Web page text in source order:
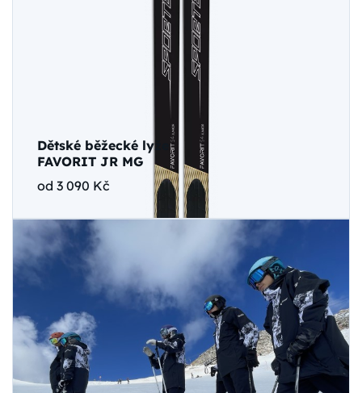
Dětské běžecké lyže
FAVORIT JR MG
od 3 090 Kč